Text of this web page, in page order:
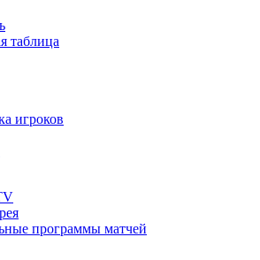
таблица
игроков
программы матчей